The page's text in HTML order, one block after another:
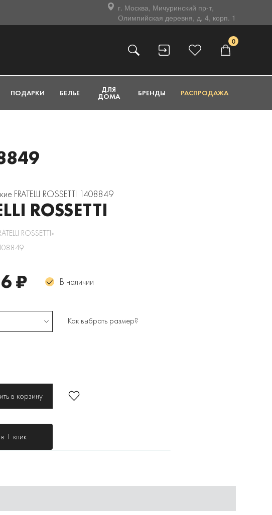
г. Москва, Мичуринский пр-т,
Олимпийская деревня, д. 4, корп. 1
0
ПОДАРКИ БЕЛЬЕ ДЛЯ
ДОМА БРЕНДЫ РАСПРОДАЖА
FRATELLI ROSSETTI 1408849
ROSSETTI
ROSSETTI»
₽ В наличии
Как выбрать размер?
в корзину
1 клик